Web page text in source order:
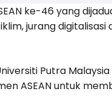
ke-46 yang
jurang
Putra
ASEAN untuk